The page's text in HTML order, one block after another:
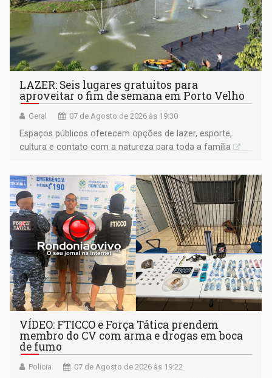
LAZER: Seis lugares gratuitos para
aproveitar o fim de semana em Porto Velho
Geral 07 de Agosto de 2026 às 19:30
Espaços públicos oferecem opções de lazer, esporte,
cultura e contato com a natureza para toda a família
VÍDEO: FTICCO e Força Tática prendem
membro do CV com arma e drogas em boca
de fumo
Polícia 07 de Agosto de 2026 às 19:22